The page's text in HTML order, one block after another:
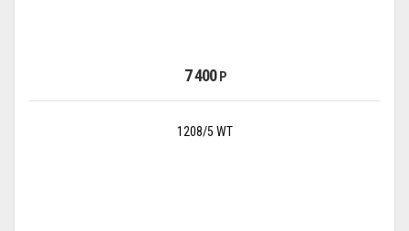
7 400 Р
1208/5 WT